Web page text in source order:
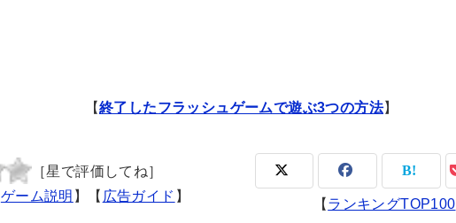
【終了したフラッシュゲームで遊ぶ3つの方法】
［星で評価してね］
ゲーム説明 】【 広告ガイド 】
【 ランキングTOP100